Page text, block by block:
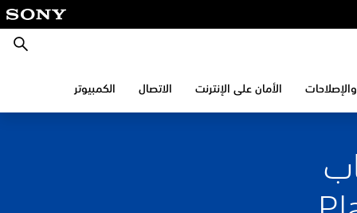
بحث
الأمان على الإنترنت الاتصال الكمبيوتر